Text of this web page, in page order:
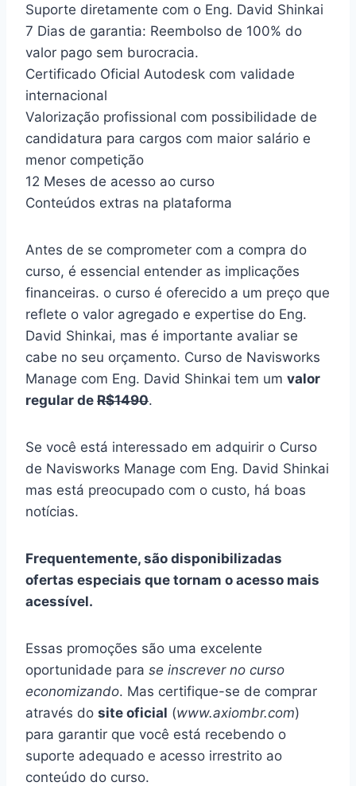
Suporte diretamente com o Eng. David Shinkai
7 Dias de garantia: Reembolso de 100% do
valor pago sem burocracia.
Certificado Oficial Autodesk com validade
internacional
Valorização profissional com possibilidade de
candidatura para cargos com maior salário e
menor competição
12 Meses de acesso ao curso
Conteúdos extras na plataforma
Antes de se comprometer com a compra do
curso, é essencial entender as implicações
financeiras. o curso é oferecido a um preço que
reflete o valor agregado e expertise do Eng.
David Shinkai, mas é importante avaliar se
cabe no seu orçamento. Curso de Navisworks
Manage com Eng. David Shinkai tem um valor
regular de R$1490.
Se você está interessado em adquirir o Curso
de Navisworks Manage com Eng. David Shinkai
mas está preocupado com o custo, há boas
notícias.
Frequentemente, são disponibilizadas
ofertas especiais que tornam o acesso mais
acessível.
Essas promoções são uma excelente
oportunidade para se inscrever no curso
economizando. Mas certifique-se de comprar
através do site oficial (www.axiombr.com)
para garantir que você está recebendo o
suporte adequado e acesso irrestrito ao
conteúdo do curso.